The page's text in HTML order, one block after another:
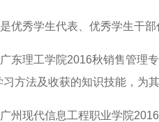
优秀学生代表、优秀学生干部
东理工学院2016秋销售管理
习方法及收获的知识技能，为
州现代信息工程职业学院